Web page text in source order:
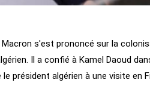
s'est prononcé sur la
Il a confié à Kamel Daoud
président algérien à une visite en